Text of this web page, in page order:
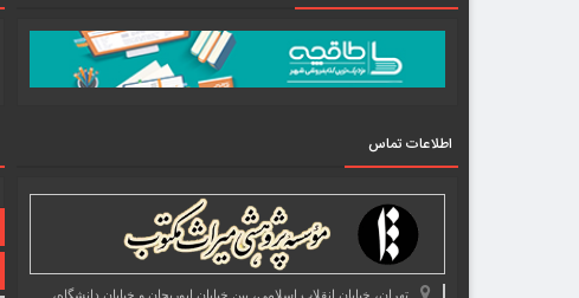
اطلاعات تماس
تهران، خیابان انقلاب اسلامی، بین خیابان ابوریحان و خیابان دانشگاه،